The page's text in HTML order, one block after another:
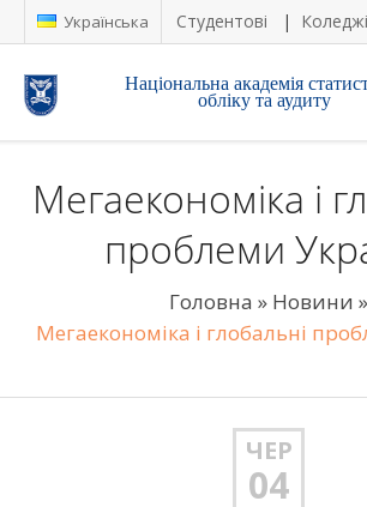
Українська Студентові Коледжі
Національна академія
обліку та аудиту
Мегаекономіка і
проблеми
Головна » Новини »
Мегаекономіка і глобальні
ЧЕР
04